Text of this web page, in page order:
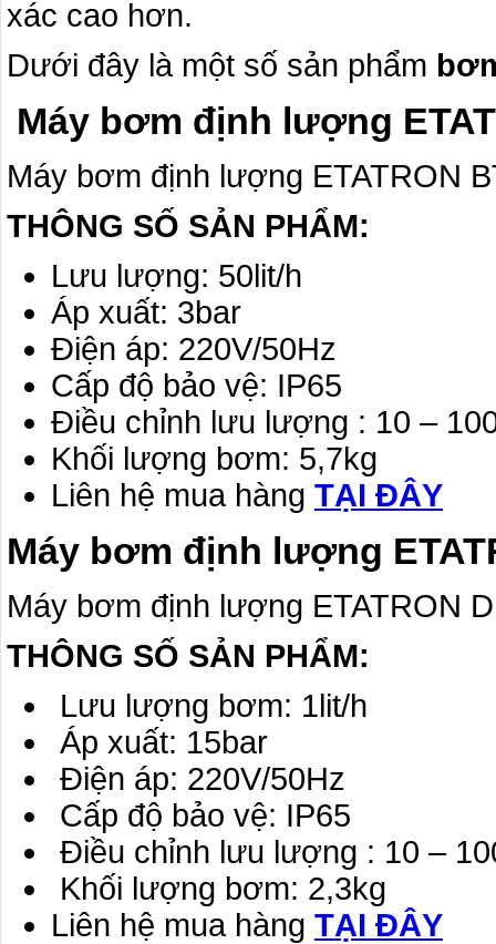
xác cao hơn.
Dưới đây là một số sản phẩm
Máy bơm định lượng
Máy bơm định lượng ETATRON
THÔNG SỐ SẢN PHẨM:
Lưu lượng: 50lit/h
Áp xuất: 3bar
Điện áp: 220V/50Hz
Cấp độ bảo vệ: IP65
Điều chỉnh lưu lượng : 10 –
Khối lượng bơm: 5,7kg
Liên hệ mua hàng TẠI ĐÂY
Máy bơm định lượng
Máy bơm định lượng ETATRON
THÔNG SỐ SẢN PHẨM:
Lưu lượng bơm: 1lit/h
Áp xuất: 15bar
Điện áp: 220V/50Hz
Cấp độ bảo vệ: IP65
Điều chỉnh lưu lượng : 10 –
Khối lượng bơm: 2,3kg
Liên hệ mua hàng TẠI ĐÂY